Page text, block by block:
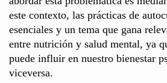
este contexto, las prácticas de
esenciales y un tema que gana
entre nutrición y salud mental, ya
puede influir en nuestro bienestar
viceversa.